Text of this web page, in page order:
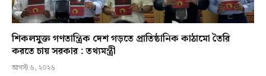
শিকলমুক্ত গণতান্ত্রিক দেশ গড়তে প্রাতিষ্ঠানিক কাঠামো তৈরি
করতে চায় সরকার : তথ্যমন্ত্রী
আগস্ট ৬, ২০২৬